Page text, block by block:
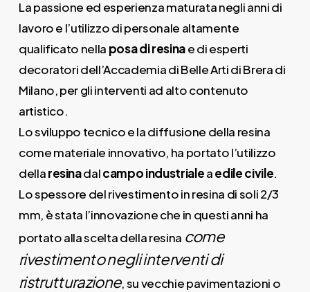
La passione ed esperienza maturata negli anni di
lavoro e l’utilizzo di personale altamente
qualificato nella posa di resinae di esperti
decoratori dell’Accademia di Belle Arti di Brera di
Milano, per gli interventi ad alto contenuto
artistico.
Lo sviluppo tecnico e la diffusione della resina
come materiale innovativo, ha portato l’utilizzo
dellaresinadalcampo industrialeaedile civile.
Lo spessore del rivestimento in resina di soli 2/3
mm, è stata l’innovazione che in questi anni ha
portato alla scelta della resina come
rivestimento negli interventi di
ristrutturazione, su vecchie pavimentazioni o